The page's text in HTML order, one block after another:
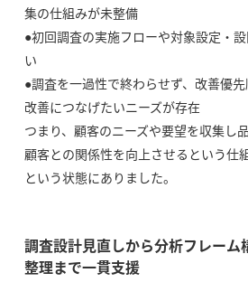
集の仕組みが未整備
●初回調査の実施フローや対象設定・
い
●調査を一過性で終わらせず、改善優
改善につなげたいニーズが存在
つまり、顧客のニーズや要望を収集し
顧客との関係性を向上させるという仕
という状態にありました。
調査設計見直しから分析フレーム
整理まで一貫支援